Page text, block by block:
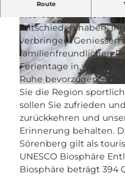
© swisshotel
© swisshotel
Route
Interesse an unserer
entschieden haben,
verbringen. Geniessen
familienfreundlichen
Ferientage in
Ruhe bevorzugen,
Sie die Region
sollen Sie zufrieden
zurückkehren und
Erinnerung behalten.
Sörenberg gilt als
UNESCO Biosphäre
Biosphäre beträgt 394